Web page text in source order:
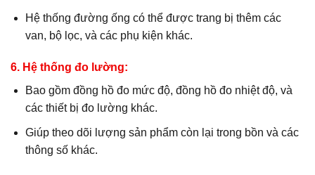
Hệ thống đường ống có thể được trang bị thêm các
van, bộ lọc, và các phụ kiện khác.
6. Hệ thống đo lường:
Bao gồm đồng hồ đo mức độ, đồng hồ đo nhiệt độ, và
các thiết bị đo lường khác.
Giúp theo dõi lượng sản phẩm còn lại trong bồn và các
thông số khác.